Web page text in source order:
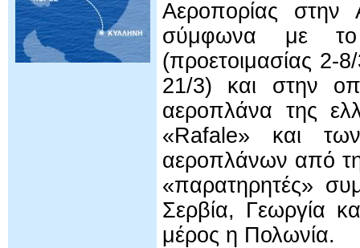
Αεροπορίας στην
σύμφωνα με το
(προετοιμασίας 2-
21/3) και στην
αεροπλάνα της
«Rafale» και
αεροπλάνων από τη
«παρατηρητές»
Σερβία, Γεωργία
μέρος η Πολωνία.